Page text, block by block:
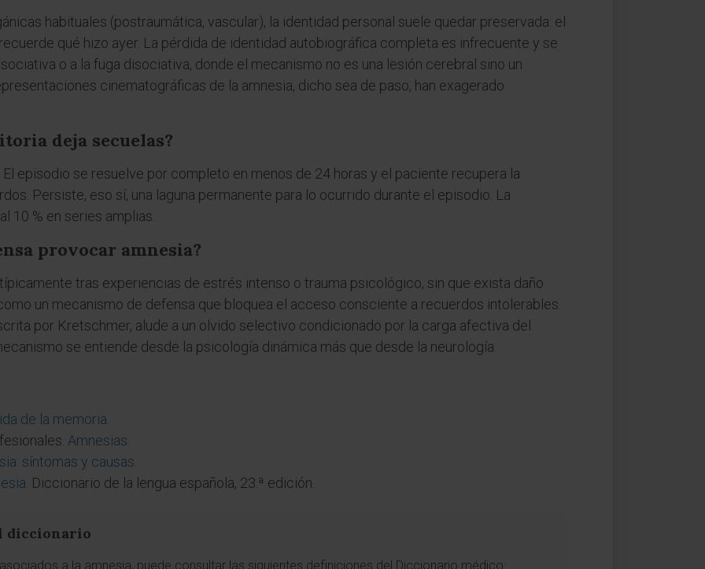
habituales (postraumática, vascular), la identidad personal suele quedar preservada: el
qué hizo ayer. La pérdida de identidad autobiográfica completa es infrecuente y se
o a la fuga disociativa, donde el mecanismo no es una lesión cerebral sino un
cinematográficas de la amnesia, dicho sea de paso, han exagerado
deja secuelas?
El episodio se resuelve por completo en menos de 24 horas y el paciente recupera la
Persiste, eso sí, una laguna permanente para lo ocurrido durante el episodio. La
10 % en series amplias.
provocar amnesia?
tras experiencias de estrés intenso o trauma psicológico, sin que exista daño
un mecanismo de defensa que bloquea el acceso consciente a recuerdos intolerables.
por Kretschmer, alude a un olvido selectivo condicionado por la carga afectiva del
se entiende desde la psicología dinámica más que desde la neurología.
de la memoria
Amnesias
síntomas y causas
. Diccionario de la lengua española, 23.ª edición.
diccionario
a la amnesia, puede consultar las siguientes definiciones del Diccionario médico: